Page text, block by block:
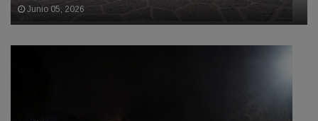
Junio 05, 2026